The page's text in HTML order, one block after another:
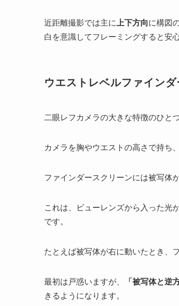
近距離撮影では主に 上下方向に構図
白を意識してフレーミングすると安心
ウエストレベルファイン
二眼レフカメラの大きな特徴のひとつ
カメラを胸やウエストの高さで持ち
ファインダースクリーンには被写体
これは、ビューレンズから入った光
です。
たとえば被写体が右に動いたとき、
最初は戸惑いますが、 「被写体と逆
きるようになります。